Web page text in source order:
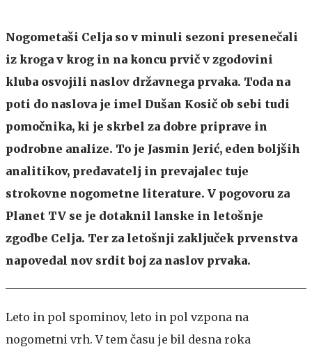
Nogometaši Celja so v minuli sezoni presenečali
iz kroga v krog in na koncu prvič v zgodovini
kluba osvojili naslov državnega prvaka. Toda na
poti do naslova je imel Dušan Kosič ob sebi tudi
pomočnika, ki je skrbel za dobre priprave in
podrobne analize. To je Jasmin Jerić, eden boljših
analitikov, predavatelj in prevajalec tuje
strokovne nogometne literature. V pogovoru za
Planet TV se je dotaknil lanske in letošnje
zgodbe Celja. Ter za letošnji zaključek prvenstva
napovedal nov srdit boj za naslov prvaka.
Leto in pol spominov, leto in pol vzpona na
nogometni vrh. V tem času je bil desna roka